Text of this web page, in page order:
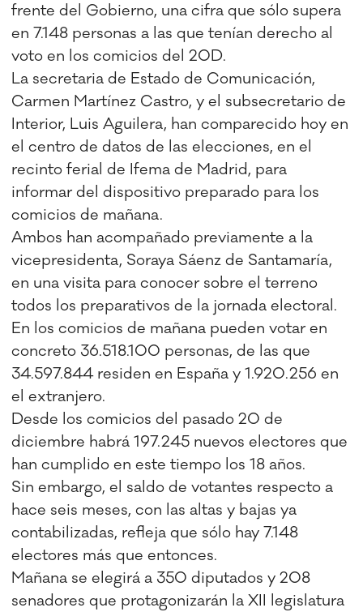
frente del Gobierno, una cifra que sólo supera
en 7.148 personas a las que tenían derecho al
voto en los comicios del 20D.
La secretaria de Estado de Comunicación,
Carmen Martínez Castro, y el subsecretario de
Interior, Luis Aguilera, han comparecido hoy en
el centro de datos de las elecciones, en el
recinto ferial de Ifema de Madrid, para
informar del dispositivo preparado para los
comicios de mañana.
Ambos han acompañado previamente a la
vicepresidenta, Soraya Sáenz de Santamaría,
en una visita para conocer sobre el terreno
todos los preparativos de la jornada electoral.
En los comicios de mañana pueden votar en
concreto 36.518.100 personas, de las que
34.597.844 residen en España y 1.920.256 en
el extranjero.
Desde los comicios del pasado 20 de
diciembre habrá 197.245 nuevos electores que
han cumplido en este tiempo los 18 años.
Sin embargo, el saldo de votantes respecto a
hace seis meses, con las altas y bajas ya
contabilizadas, refleja que sólo hay 7.148
electores más que entonces.
Mañana se elegirá a 350 diputados y 208
senadores que protagonizarán la XII legislatura